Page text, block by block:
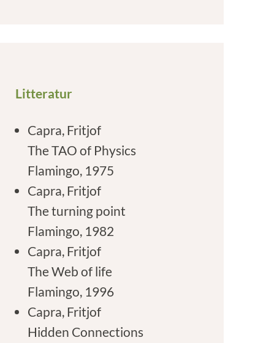
Litteratur
Capra, Fritjof
The TAO of Physics
Flamingo, 1975
Capra, Fritjof
The turning point
Flamingo, 1982
Capra, Fritjof
The Web of life
Flamingo, 1996
Capra, Fritjof
Hidden Connections